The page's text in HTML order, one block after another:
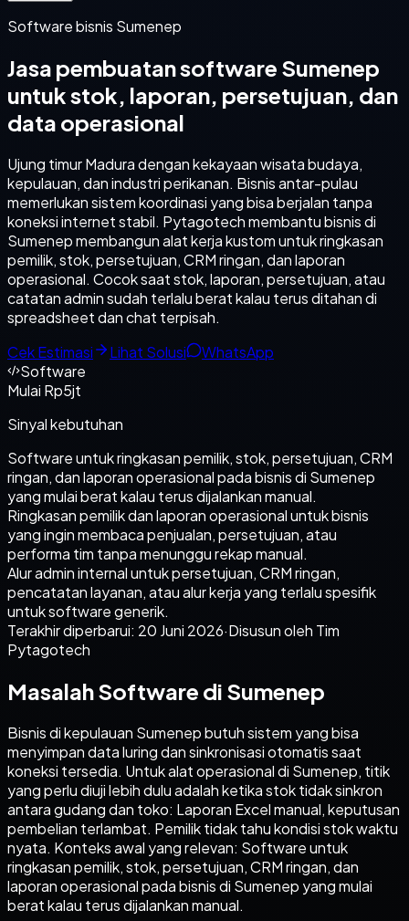
Software bisnis Sumenep
Jasa pembuatan software Sumenep
untuk stok, laporan, persetujuan, dan
data operasional
Ujung timur Madura dengan kekayaan wisata budaya,
kepulauan, dan industri perikanan. Bisnis antar-pulau
memerlukan sistem koordinasi yang bisa berjalan tanpa
koneksi internet stabil. Pytagotech membantu bisnis di
Sumenep membangun alat kerja kustom untuk ringkasan
pemilik, stok, persetujuan, CRM ringan, dan laporan
operasional. Cocok saat stok, laporan, persetujuan, atau
catatan admin sudah terlalu berat kalau terus ditahan di
spreadsheet dan chat terpisah.
Cek Estimasi
Lihat Solusi
WhatsApp
Software
Mulai Rp5jt
Sinyal kebutuhan
Software untuk ringkasan pemilik, stok, persetujuan, CRM
ringan, dan laporan operasional pada bisnis di Sumenep
yang mulai berat kalau terus dijalankan manual.
Ringkasan pemilik dan laporan operasional untuk bisnis
yang ingin membaca penjualan, persetujuan, atau
performa tim tanpa menunggu rekap manual.
Alur admin internal untuk persetujuan, CRM ringan,
pencatatan layanan, atau alur kerja yang terlalu spesifik
untuk software generik.
Terakhir diperbarui: 20 Juni 2026·Disusun oleh Tim
Pytagotech
Masalah Software di Sumenep
Bisnis di kepulauan Sumenep butuh sistem yang bisa
menyimpan data luring dan sinkronisasi otomatis saat
koneksi tersedia. Untuk alat operasional di Sumenep, titik
yang perlu diuji lebih dulu adalah ketika stok tidak sinkron
antara gudang dan toko: Laporan Excel manual, keputusan
pembelian terlambat. Pemilik tidak tahu kondisi stok waktu
nyata. Konteks awal yang relevan: Software untuk
ringkasan pemilik, stok, persetujuan, CRM ringan, dan
laporan operasional pada bisnis di Sumenep yang mulai
berat kalau terus dijalankan manual.